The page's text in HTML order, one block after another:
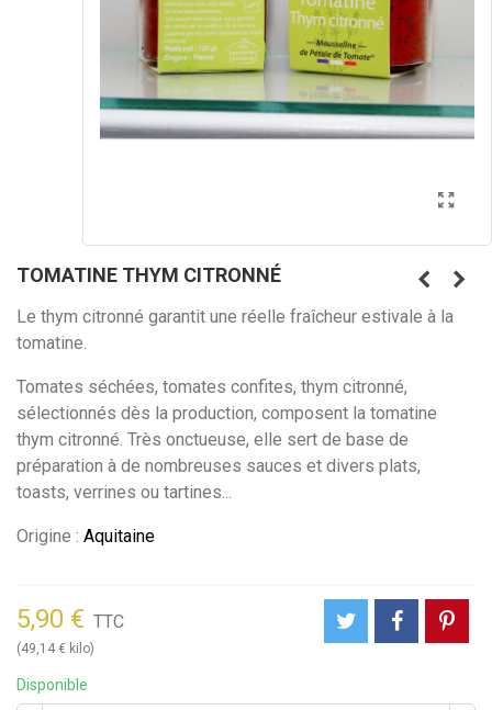
TOMATINE THYM CITRONNÉ
Le thym citronné garantit une réelle fraîcheur estivale à la
tomatine.
Tomates séchées, tomates confites, thym citronné,
sélectionnés dès la production, composent la tomatine
thym citronné. Très onctueuse, elle sert de base de
préparation à de nombreuses sauces et divers plats,
toasts, verrines ou tartines...
Origine : Aquitaine
5,90 € TTC
(49,14 € kilo)
Disponible